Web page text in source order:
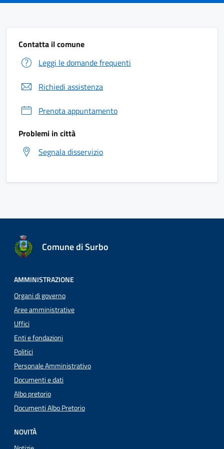
Contatta il comune
Leggi le domande frequenti
Richiedi assistenza
Prenota appuntamento
Problemi in città
Segnala disservizio
Comune di Surbo
AMMINISTRAZIONE
Organi di governo
Aree amministrative
Uffici
Enti e fondazioni
Politici
Personale Amministrativo
Documenti e dati
Albo pretorio
Documenti Albo Pretorio
NOVITÀ